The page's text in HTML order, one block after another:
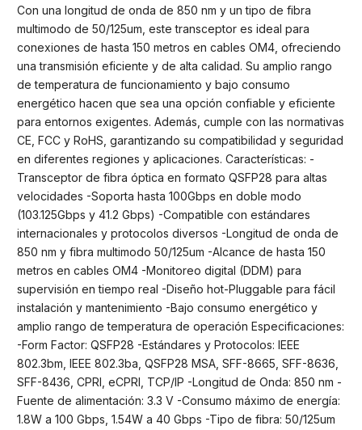
Con una longitud de onda de 850 nm y un tipo de fibra
multimodo de 50/125um, este transceptor es ideal para
conexiones de hasta 150 metros en cables OM4, ofreciendo
una transmisión eficiente y de alta calidad. Su amplio rango
de temperatura de funcionamiento y bajo consumo
energético hacen que sea una opción confiable y eficiente
para entornos exigentes. Además, cumple con las normativas
CE, FCC y RoHS, garantizando su compatibilidad y seguridad
en diferentes regiones y aplicaciones. Características: -
Transceptor de fibra óptica en formato QSFP28 para altas
velocidades -Soporta hasta 100Gbps en doble modo
(103.125Gbps y 41.2 Gbps) -Compatible con estándares
internacionales y protocolos diversos -Longitud de onda de
850 nm y fibra multimodo 50/125um -Alcance de hasta 150
metros en cables OM4 -Monitoreo digital (DDM) para
supervisión en tiempo real -Diseño hot-Pluggable para fácil
instalación y mantenimiento -Bajo consumo energético y
amplio rango de temperatura de operación Especificaciones:
-Form Factor: QSFP28 -Estándares y Protocolos: IEEE
802.3bm, IEEE 802.3ba, QSFP28 MSA, SFF-8665, SFF-8636,
SFF-8436, CPRI, eCPRI, TCP/IP -Longitud de Onda: 850 nm -
Fuente de alimentación: 3.3 V -Consumo máximo de energía:
1.8W a 100 Gbps, 1.54W a 40 Gbps -Tipo de fibra: 50/125um